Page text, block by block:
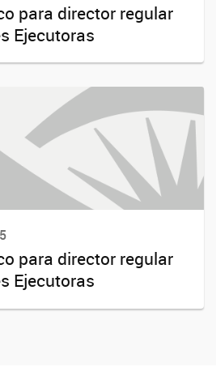
para director regular
Ejecutoras
para director regular
Ejecutoras